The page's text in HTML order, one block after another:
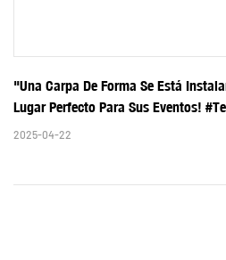
"Una Carpa De Forma Se Está
Lugar Perfecto Para Sus Eventos!
2025-04-22